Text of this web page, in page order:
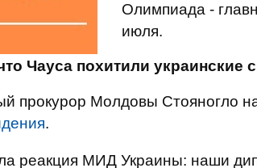
Олимпиада -
июля.
Чауса похитили украинские
прокурор Молдовы Стояногло
.
реакция МИД Украины: наши